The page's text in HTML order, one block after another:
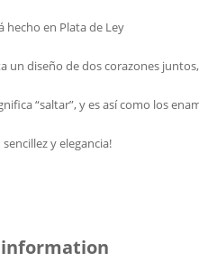
hecho en Plata de Ley
un diseño de dos corazones
“saltar”, y es así como los
y elegancia!